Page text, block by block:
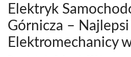
Elektryk
Górnicza – Najlepsi
Elektromechanicy